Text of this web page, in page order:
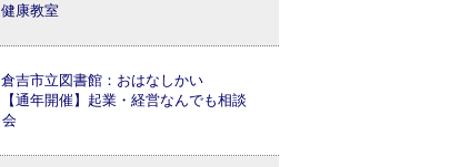
健康教室
倉吉市立図書館：おはなしかい
【通年開催】起業・経営なんでも相談
会